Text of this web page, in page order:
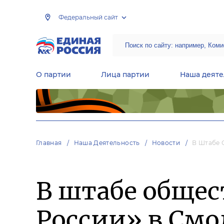
Федеральный сайт
О партии Лица партии Наша
Главная Наша Деятельность Новости В Штабе
В штабе